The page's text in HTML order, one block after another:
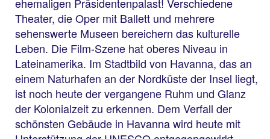
Theater, die Oper mit Ballett und mehrere
sehenswerte Museen bereichern das kulturelle
Leben. Die Film-Szene hat oberes Niveau in
Lateinamerika. Im Stadtbild von Havanna, das an
einem Naturhafen an der Nordküste der Insel liegt,
ist noch heute der vergangene Ruhm und Glanz
der Kolonialzeit zu erkennen. Dem Verfall der
schönsten Gebäude in Havanna wird heute mit